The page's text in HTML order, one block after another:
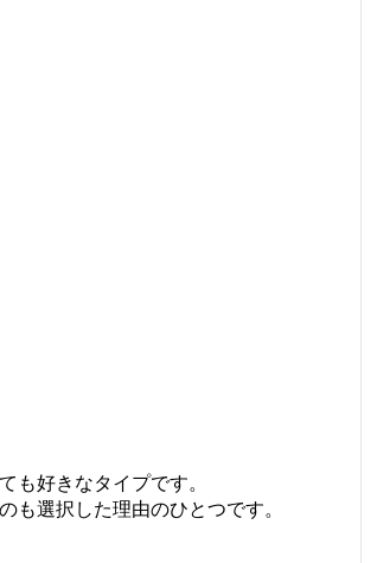
も好きなタイプです。
も選択した理由のひとつです。